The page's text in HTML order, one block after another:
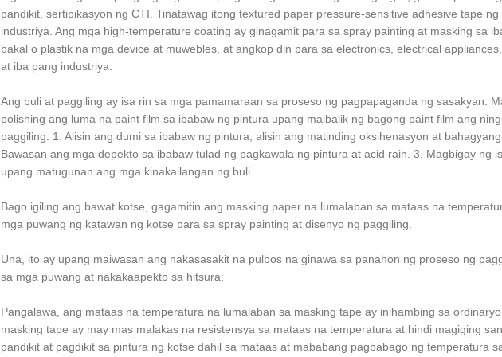
pandikit, sertipikasyon ng CTI. Tinatawag itong textured paper pressure-sensitive adhesive tape
industriya. Ang mga high-temperature coating ay ginagamit para sa spray painting at masking sa
bakal o plastik na mga device at muwebles, at angkop din para sa electronics, electrical
at iba pang industriya.
Ang buli at paggiling ay isa rin sa mga pamamaraan sa proseso ng pagpapaganda ng sasakyan.
polishing ang luma na paint film sa ibabaw ng pintura upang maibalik ng bagong paint film ang
paggiling: 1. Alisin ang dumi sa ibabaw ng pintura, alisin ang matinding oksihenasyon at
Bawasan ang mga depekto sa ibabaw tulad ng pagkawala ng pintura at acid rain. 3. Magbigay ng
upang matugunan ang mga kinakailangan ng buli.
Bago igiling ang bawat kotse, gagamitin ang masking paper na lumalaban sa mataas na
mga puwang ng katawan ng kotse para sa spray painting at disenyo ng paggiling.
Una, ito ay upang maiwasan ang nakasasakit na pulbos na ginawa sa panahon ng proseso ng
sa mga puwang at nakakaapekto sa hitsura;
Pangalawa, ang mataas na temperatura na lumalaban sa masking tape ay inihambing sa
masking tape ay may mas malakas na resistensya sa mataas na temperatura at hindi magiging
pandikit at pagdikit sa pintura ng kotse dahil sa mataas at mababang pagbabago ng temperatura